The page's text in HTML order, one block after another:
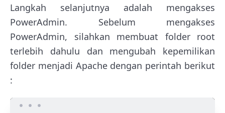
Langkah selanjutnya adalah mengakses
PowerAdmin. Sebelum mengakses
PowerAdmin, silahkan membuat folder root
terlebih dahulu dan mengubah kepemilikan
folder menjadi Apache dengan perintah berikut
: